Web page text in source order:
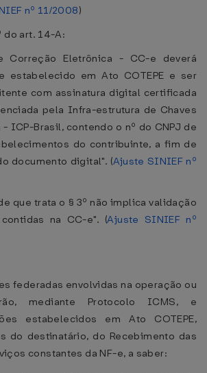
nº 11/2008)
do art. 14-A:
Correção Eletrônica - CC-e deverá
estabelecido em Ato COTEPE e ser
com assinatura digital certificada
pela Infra-estrutura de Chaves
ICP-Brasil, contendo o nº do CNPJ de
do contribuinte, a fim de
documento digital". (Ajuste SINIEF nº
que trata o § 3º não implica validação
na CC-e". (Ajuste SINIEF nº
federadas envolvidas na operação ou
mediante Protocolo ICMS, e
estabelecidos em Ato COTEPE,
do destinatário, do Recebimento das
constantes da NF-e, a saber: